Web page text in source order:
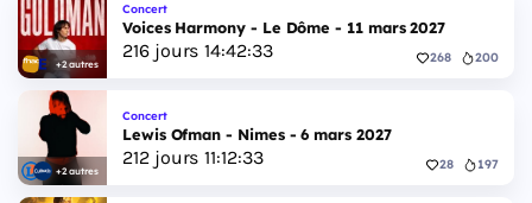
+2 autres
Concert
Voices Harmony - Le Dôme - 11 mars 2027
216jours 14:42:32 268 200
+2 autres
Concert
Lewis Ofman - Nimes - 6 mars 2027
212jours 11:12:32 28 197